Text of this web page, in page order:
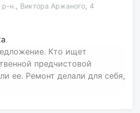
р-н., Виктора Аржаного, 4
Кто ищет
предчистовой
ее. Ремонт делали для себя,